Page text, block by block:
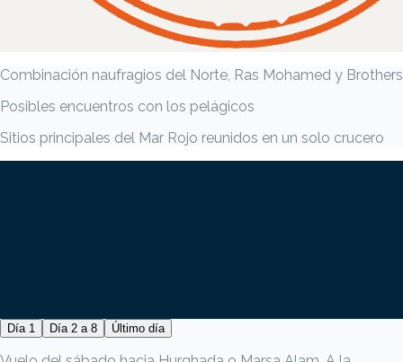
Combinación naufragios del Norte, Ras Mohamed y Brothers
Posibles encuentros con los pelágicos
Sitios principales del Mar Rojo reunidos en un solo crucero
Día 1 Día 2 a 8 Último día